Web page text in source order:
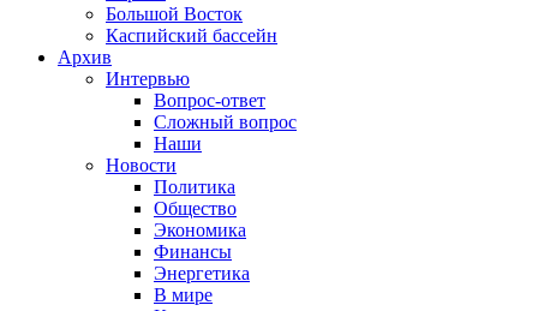
Большой Восток
Каспийский бассейн
Архив
Интервью
Вопрос-ответ
Сложный вопрос
Наши
Новости
Политика
Общество
Экономика
Финансы
Энергетика
В мире